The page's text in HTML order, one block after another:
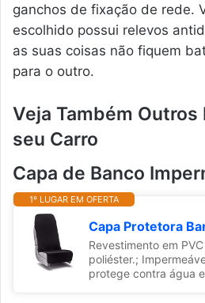
ganchos de fixação de rede.
escolhido possui relevos
as suas coisas não fiquem
para o outro.
Veja Também Outros
seu Carro
Capa de Banco
1º LUGAR EM OFERTA
Revestimento em
poliéster.;
protege contra água